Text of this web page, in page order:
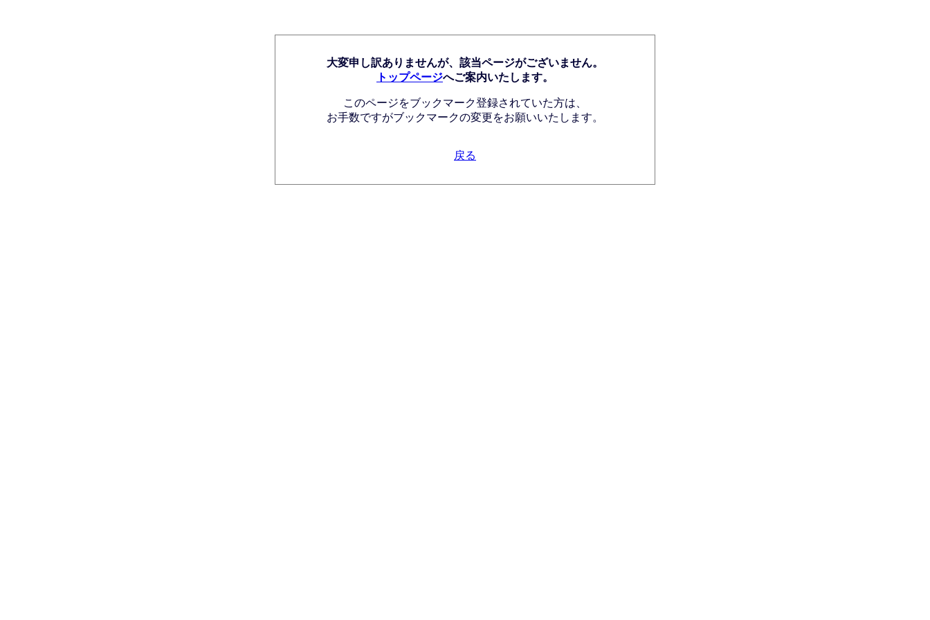
大変申し訳ありませんが、該当ページがございません。
トップページへご案内いたします。
このページをブックマーク登録されていた方は、
お手数ですがブックマークの変更をお願いいたします。
戻る